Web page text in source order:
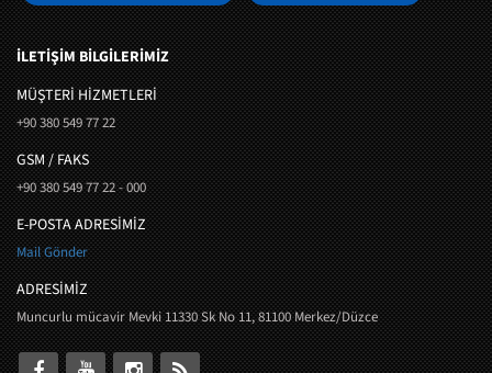
İLETİŞİM BİLGİLERİMİZ
MÜŞTERI HIZMETLERI
+90 380 549 77 22
GSM / FAKS
+90 380 549 77 22 - 000
E-POSTA ADRESİMİZ
Mail Gönder
ADRESİMİZ
Muncurlu mücavir Mevki 11330 Sk No 11, 81100 Merkez/Düzce